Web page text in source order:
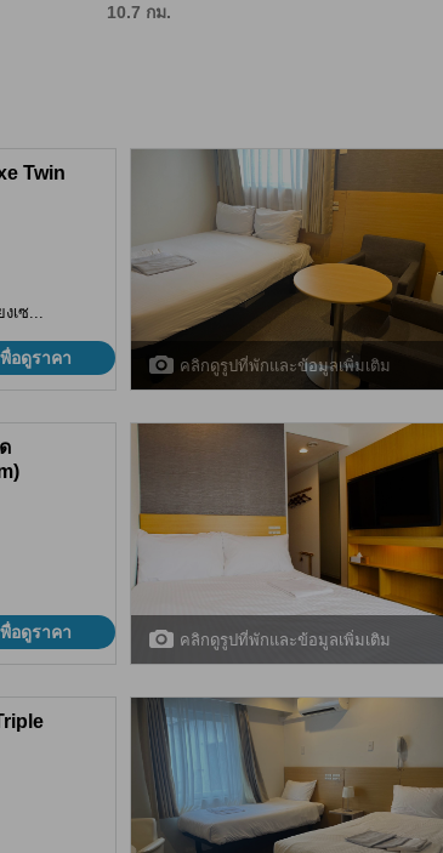
10.7 กม.
Twin
งเซ...
อดูราคา คลิกดูรูปที่พักและข้อมูลเพิ่มเติม
อดูราคา คลิกดูรูปที่พักและข้อมูลเพิ่มเติม